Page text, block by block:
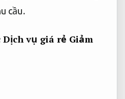
cầu.
Dịch vụ giá rẻ Giảm